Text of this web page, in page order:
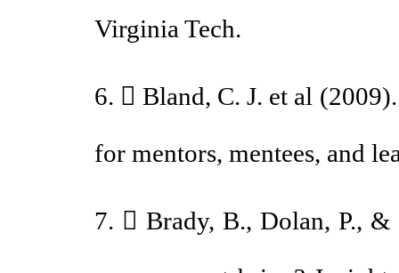
Virginia Tech.
6.  Bland, C. J. et al
for mentors, mentees,
7.  Brady, B., Dolan, P.,